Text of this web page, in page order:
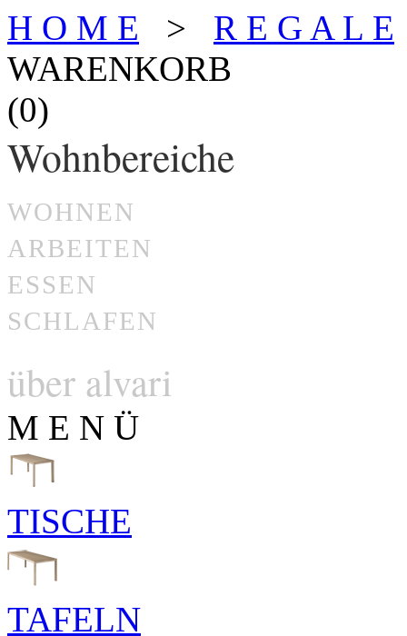
H O M E > R E G A L E
WARENKORB
(0)
Wohnbereiche
WOHNEN
ARBEITEN
ESSEN
SCHLAFEN
über alvari
M E N Ü
TISCHE
TAFELN